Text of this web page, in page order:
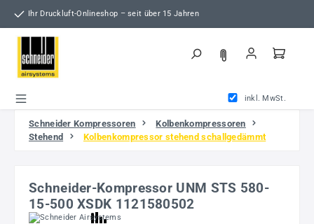
Zum Hauptinhalt springen
Ihr Druckluft-Onlineshop – seit über 15 Jahren
inkl. MwSt.
Schneider Kompressoren
Kolbenkompressoren
Stehend
Kolbenkompressor stehend schallgedämmt
Schneider-Kompressor UNM STS 580-
15-500 XSDK 1121580502